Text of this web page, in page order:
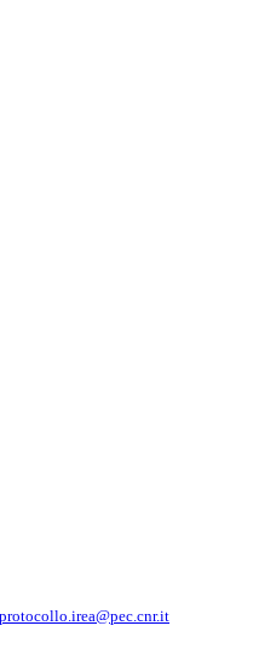
protocollo.irea@pec.cnr.it